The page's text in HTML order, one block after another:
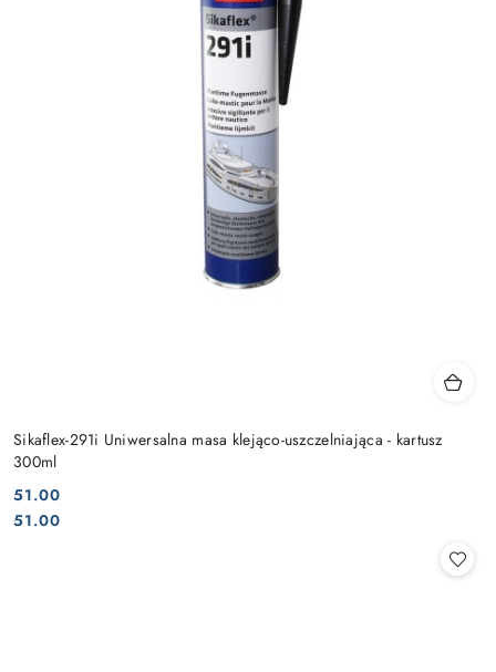
Sikaflex-291i Uniwersalna masa klejąco-uszczelniająca - kartusz
300ml
Cena:
51.00
Cena:
51.00